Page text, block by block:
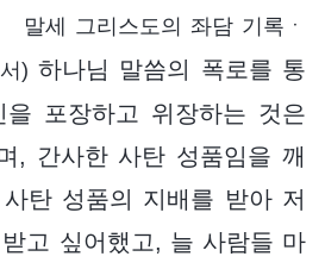
말세 그리스도의 좌담 기록ㆍ
) 하나님 말씀의 폭로를 통
포장하고 위장하는 것은
, 간사한 사탄 성품임을 깨
탄 성품의 지배를 받아 저
고 싶어했고, 늘 사람들 마